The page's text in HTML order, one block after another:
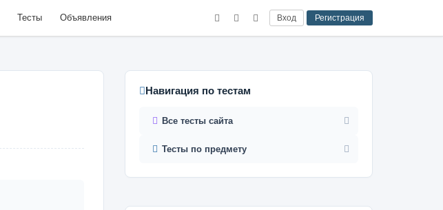
Тесты Объявления Вход Регистрация
Навигация по тестам
Все тесты сайта
Тесты по предмету